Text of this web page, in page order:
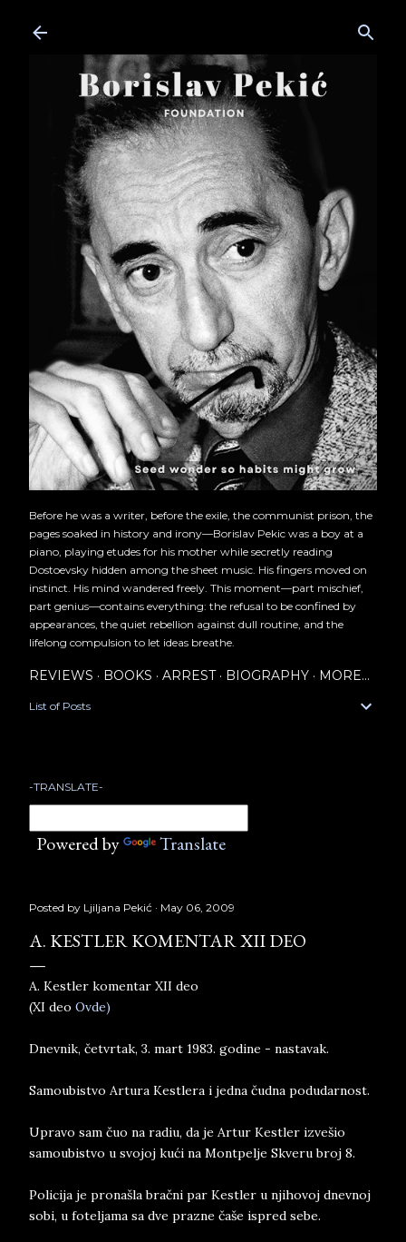
Before he was a writer, before the exile, the communist prison, the
pages soaked in history and irony—Borislav Pekic was a boy at a
piano, playing etudes for his mother while secretly reading
Dostoevsky hidden among the sheet music. His fingers moved on
instinct. His mind wandered freely. This moment—part mischief,
part genius—contains everything: the refusal to be confined by
appearances, the quiet rebellion against dull routine, and the
lifelong compulsion to let ideas breathe.
REVIEWS BOOKS ARREST BIOGRAPHY MORE…
List of Posts
-TRANSLATE-
Powered by Translate
Posted by Ljiljana Pekić May 06, 2009
A. KESTLER KOMENTAR XII DEO
A. Kestler komentar XII deo
(XI deo Ovde)
Dnevnik, četvrtak, 3. mart 1983. godine - nastavak.
Samoubistvo Artura Kestlera i jedna čudna podudarnost.
Upravo sam čuo na radiu, da je Artur Kestler izvešio
samoubistvo u svojoj kući na Montpelje Skveru broj 8.
Policija je pronašla bračni par Kestler u njihovoj dnevnoj
sobi, u foteljama sa dve prazne čaše ispred sebe.